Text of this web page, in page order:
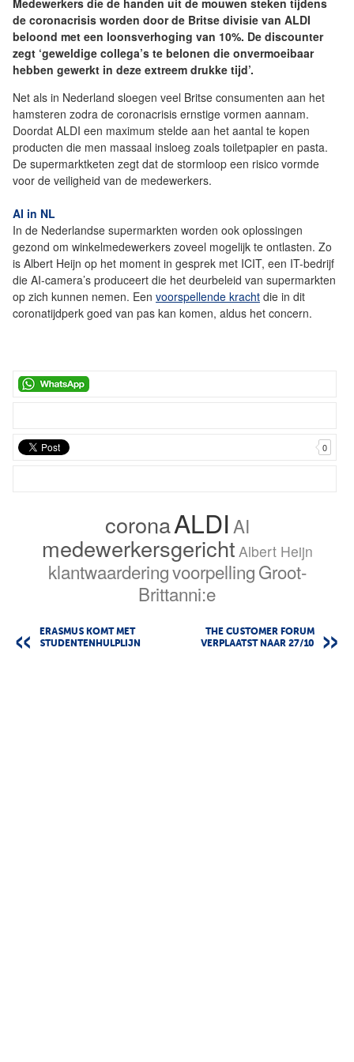
Medewerkers die de handen uit de mouwen steken tijdens
de coronacrisis worden door de Britse divisie van ALDI
beloond met een loonsverhoging van 10%. De discounter
zegt ‘geweldige collega’s te belonen die onvermoeibaar
hebben gewerkt in deze extreem drukke tijd’.
Net als in Nederland sloegen veel Britse consumenten aan het
hamsteren zodra de coronacrisis ernstige vormen aannam.
Doordat ALDI een maximum stelde aan het aantal te kopen
producten die men massaal insloeg zoals toiletpapier en pasta.
De supermarktketen zegt dat de stormloop een risico vormde
voor de veiligheid van de medewerkers.
AI in NL
In de Nederlandse supermarkten worden ook oplossingen
gezond om winkelmedewerkers zoveel mogelijk te ontlasten. Zo
is Albert Heijn op het moment in gesprek met ICIT, een IT-bedrijf
die AI-camera’s produceert die het deurbeleid van supermarkten
op zich kunnen nemen. Een voorspellende kracht die in dit
coronatijdperk goed van pas kan komen, aldus het concern.
0
coronaALDI AI
medewerkersgericht Albert Heijn
klantwaarderingvoorpellingGroot-
Brittanni:e
ERASMUS KOMT MET
STUDENTENHULPLIJN
THE CUSTOMER FORUM
VERPLAATST NAAR 27/10